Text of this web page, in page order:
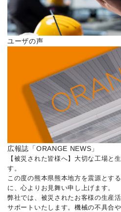
ユーザの声
広報誌「ORANGE NEWS」
【被災された皆様へ】大切な工場と
す。
この度の熊本県熊本地方を震源とす
に、心よりお見舞い申し上げます。
弊社では、被災されたお客様の生産
サポートいたします。機械の不具合